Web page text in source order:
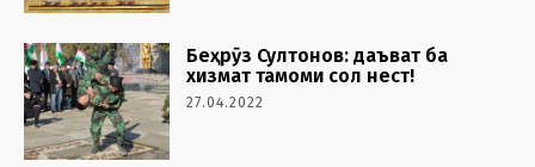
Беҳрӯз Султонов: даъват ба
хизмат тамоми сол нест!
27.04.2022